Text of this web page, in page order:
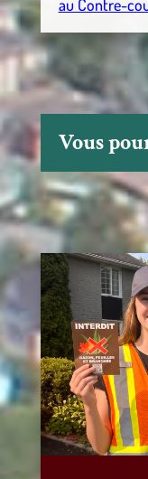
au Contre-
Vous